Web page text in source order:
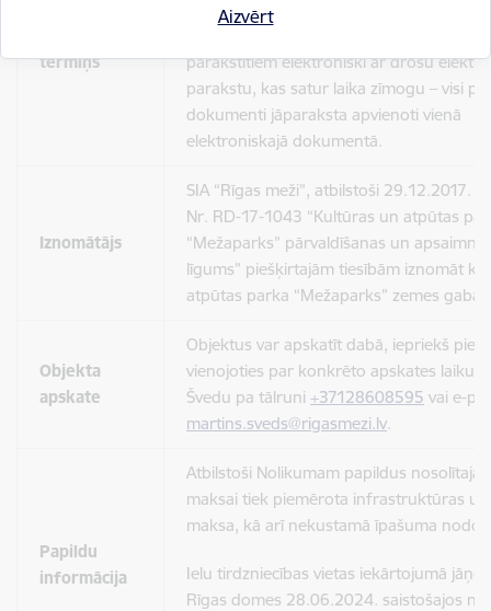
Aizvērt
termiņš
tirdzniecības īstenošanai 2025. gadā”;
parakstītiem elektroniski ar drošu
parakstu, kas satur laika zīmogu – visi
dokumenti jāparaksta apvienoti vienā
elektroniskajā dokumentā.
Iznomātājs
SIA “Rīgas meži”, atbilstoši 29.12.2017.
Nr. RD-17-1043 “Kultūras un atpūtas
“Mežaparks” pārvaldīšanas un
līgums” piešķirtajām tiesībām iznomāt
atpūtas parka “Mežaparks” zemes
Objekta
apskate
Objektus var apskatīt dabā, iepriekš
vienojoties par konkrēto apskates laiku
Švedu pa tālruni +37128608595 vai e-
martins.sveds@rigasmezi.lv.
Papildu
informācija
Atbilstoši Nolikumam papildus nosolītajai
maksai tiek piemērota infrastruktūras
maksa, kā arī nekustamā īpašuma
Ielu tirdzniecības vietas iekārtojumā
Rīgas domes 28.06.2024. saistošajos